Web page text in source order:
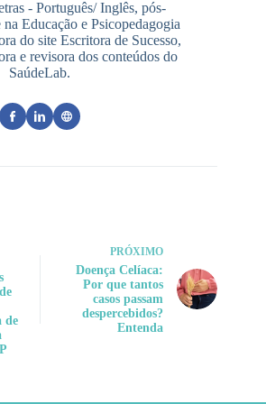
- Português/ Inglês, pós-
Educação e Psicopedagogia
do site Escritora de Sucesso,
e revisora dos conteúdos do
SaúdeLab.
de
PRÓXIMO
Doença Celíaca:
Por que tantos
casos passam
despercebidos?
Entenda